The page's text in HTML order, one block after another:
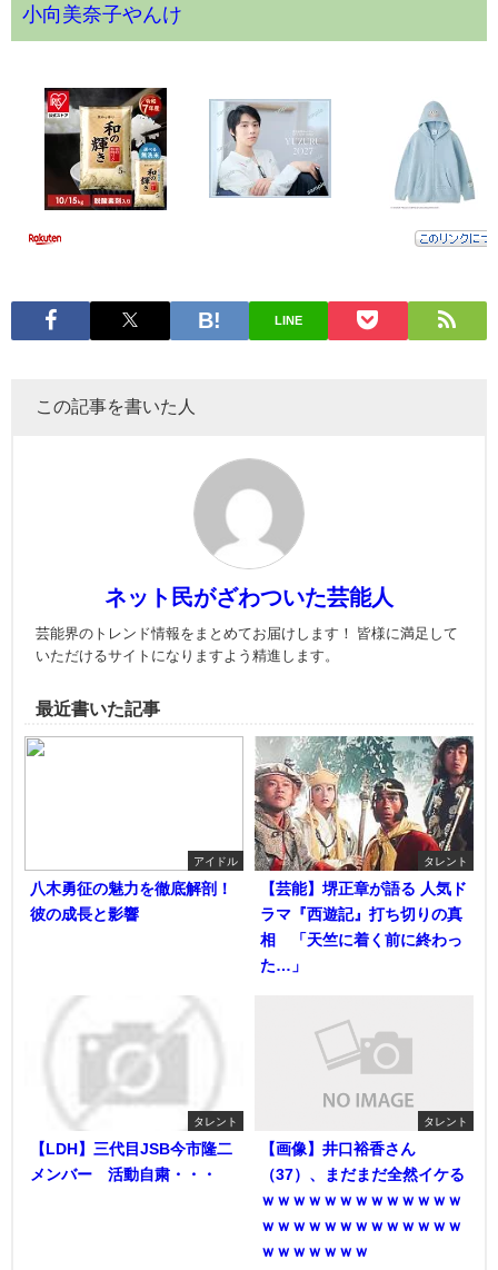
小向美奈子やんけ
LINE
この記事を書いた人
ネット民がざわついた芸能人
芸能界のトレンド情報をまとめてお届けします！ 皆様に満足して
いただけるサイトになりますよう精進します。
最近書いた記事
アイドル
八木勇征の魅力を徹底解剖！
彼の成長と影響
タレント
【芸能】堺正章が語る 人気ド
ラマ『西遊記』打ち切りの真
相 「天竺に着く前に終わっ
た…」
タレント
【LDH】三代目JSB今市隆二
メンバー 活動自粛・・・
タレント
【画像】井口裕香さん
（37）、まだまだ全然イケる
ｗｗｗｗｗｗｗｗｗｗｗｗｗ
ｗｗｗｗｗｗｗｗｗｗｗｗｗ
ｗｗｗｗｗｗｗ